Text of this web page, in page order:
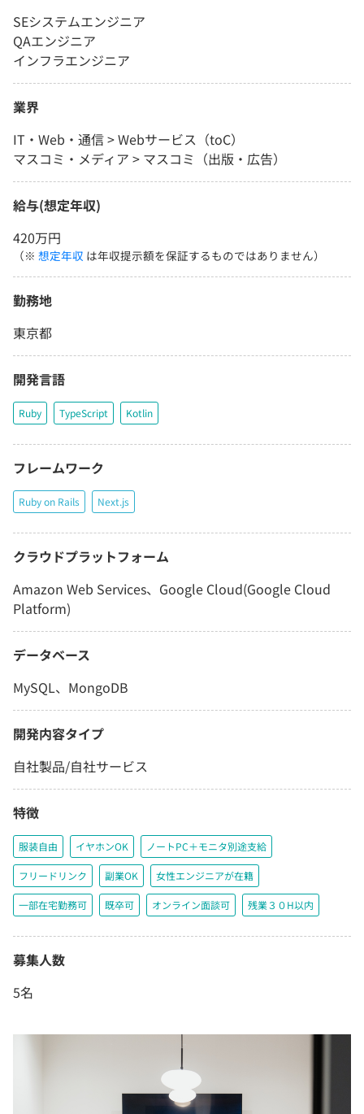
SEシステムエンジニア
QAエンジニア
インフラエンジニア
業界
IT・Web・通信 > Webサービス（toC）
マスコミ・メディア > マスコミ（出版・広告）
給与(想定年収)
420万円
（※ 想定年収 は年収提示額を保証するものではありません）
勤務地
東京都
開発言語
Ruby TypeScript Kotlin
フレームワーク
Ruby on Rails Next.js
クラウドプラットフォーム
Amazon Web Services、Google Cloud(Google Cloud
Platform)
データベース
MySQL、MongoDB
開発内容タイプ
自社製品/自社サービス
特徴
服装自由 イヤホンOK ノートPC＋モニタ別途支給
フリードリンク 副業OK 女性エンジニアが在籍
一部在宅勤務可 既卒可 オンライン面談可 残業３０H以内
募集人数
5名